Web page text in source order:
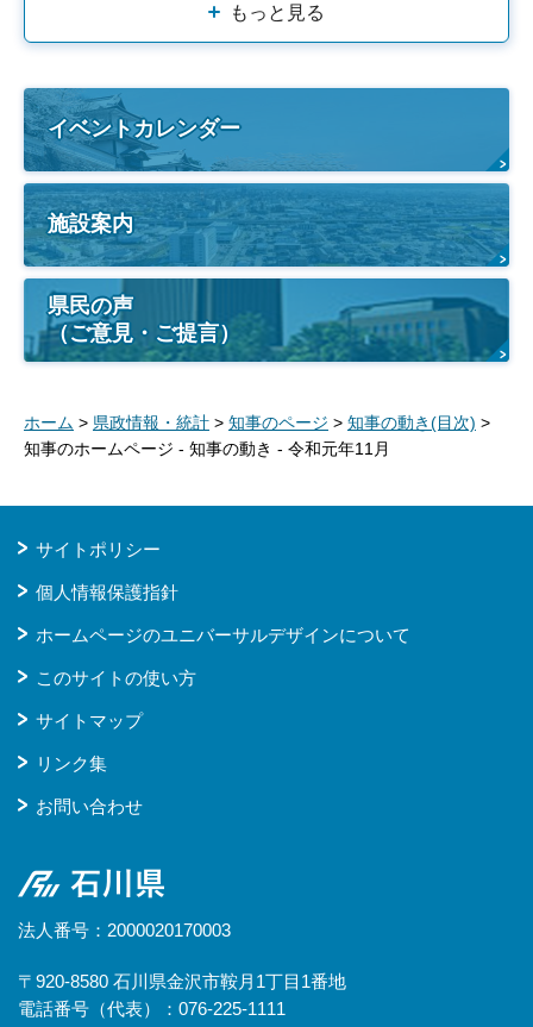
もっと見る
イベントカレンダー
施設案内
県民の声
（ご意見・ご提言）
ホーム > 県政情報・統計 > 知事のページ > 知事の動き(目次) >
知事のホームページ - 知事の動き - 令和元年11月
サイトポリシー
個人情報保護指針
ホームページのユニバーサルデザインについて
このサイトの使い方
サイトマップ
リンク集
お問い合わせ
石川県
法人番号：2000020170003
〒920-8580 石川県金沢市鞍月1丁目1番地
電話番号（代表）：076-225-1111